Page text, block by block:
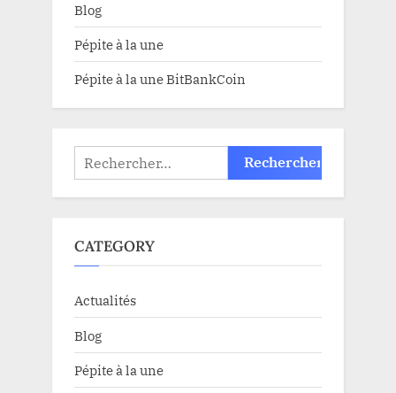
Blog
Pépite à la une
Pépite à la une BitBankCoin
Rechercher :
CATEGORY
Actualités
Blog
Pépite à la une